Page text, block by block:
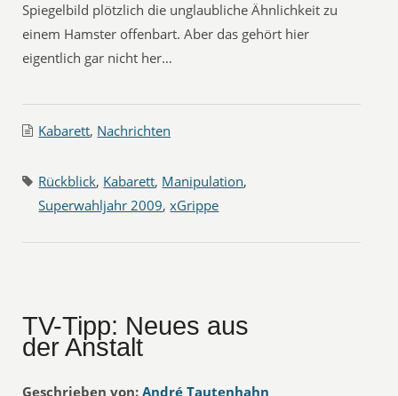
Spiegelbild plötzlich die unglaubliche Ähnlichkeit zu
einem Hamster offenbart. Aber das gehört hier
eigentlich gar nicht her…
Kabarett, Nachrichten
Rückblick, Kabarett, Manipulation,
Superwahljahr 2009,xGrippe
TV-Tipp: Neues aus
der Anstalt
Geschrieben von: André Tautenhahn